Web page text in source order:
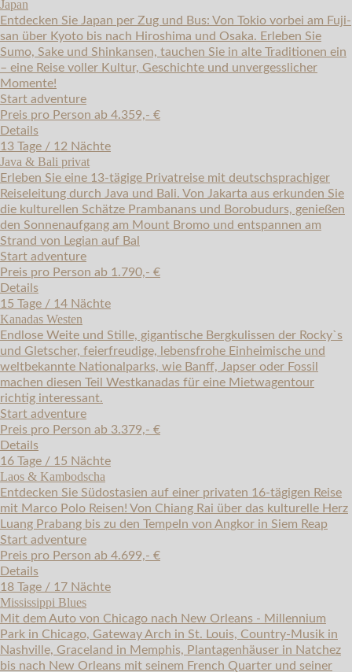
Japan
Entdecken Sie Japan per Zug und Bus: Von Tokio vorbei am Fuji-
san über Kyoto bis nach Hiroshima und Osaka. Erleben Sie
Sumo, Sake und Shinkansen, tauchen Sie in alte Traditionen ein
– eine Reise voller Kultur, Geschichte und unvergesslicher
Momente!
Start adventure
Preis pro Person ab 4.359,- €
Details
13 Tage / 12 Nächte
Java & Bali privat
Erleben Sie eine 13-tägige Privatreise mit deutschsprachiger
Reiseleitung durch Java und Bali. Von Jakarta aus erkunden Sie
die kulturellen Schätze Prambanans und Borobudurs, genießen
den Sonnenaufgang am Mount Bromo und entspannen am
Strand von Legian auf Bal
Start adventure
Preis pro Person ab 1.790,- €
Details
15 Tage / 14 Nächte
Kanadas Westen
Endlose Weite und Stille, gigantische Bergkulissen der Rocky`s
und Gletscher, feierfreudige, lebensfrohe Einheimische und
weltbekannte Nationalparks, wie Banff, Japser oder Fossil
machen diesen Teil Westkanadas für eine Mietwagentour
richtig interessant.
Start adventure
Preis pro Person ab 3.379,- €
Details
16 Tage / 15 Nächte
Laos & Kambodscha
Entdecken Sie Südostasien auf einer privaten 16-tägigen Reise
mit Marco Polo Reisen! Von Chiang Rai über das kulturelle Herz
Luang Prabang bis zu den Tempeln von Angkor in Siem Reap
Start adventure
Preis pro Person ab 4.699,- €
Details
18 Tage / 17 Nächte
Mississippi Blues
Mit dem Auto von Chicago nach New Orleans - Millennium
Park in Chicago, Gateway Arch in St. Louis, Country-Musik in
Nashville, Graceland in Memphis, Plantagenhäuser in Natchez
bis nach New Orleans mit seinem French Quarter und seiner